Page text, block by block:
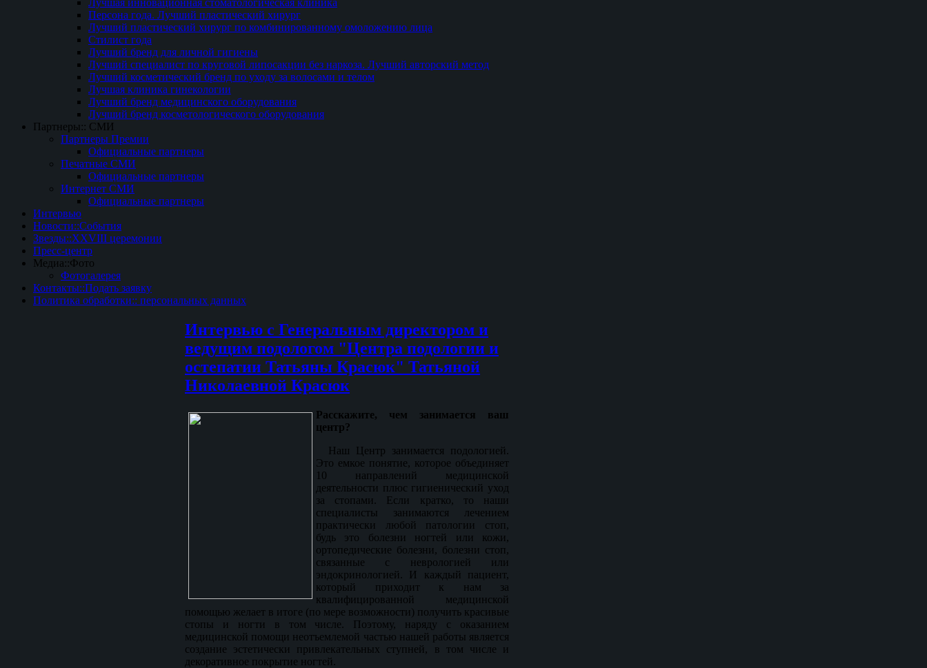
Персона года. Лучший пластический хирург
Лучший пластический хирург по комбинированному омоложению лица
Стилист года
Лучший бренд для личной гигиены
Лучший специалист по круговой липосакции без наркоза. Лучший авторский метод
Лучший косметический бренд по уходу за волосами и телом
Лучшая клиника гинекологии
Лучший бренд медицинского оборудования
Лучший бренд косметологического оборудования
Партнеры:: СМИ
Партнеры Премии
Официальные партнеры
Печатные СМИ
Официальные партнеры
Интернет СМИ
Официальные партнеры
Интервью
Новости::События
Звезды::XXVIII церемонии
Пресс-центр
Медиа::Фото
Фотогалерея
Контакты::Подать заявку
Политика обработки:: персональных данных
Интервью с Генеральным директором и
ведущим подологом "Центра подологии и
остепатии Татьяны Красюк" Татьяной
Николаевной Красюк
Расскажите, чем занимается ваш
центр?
Наш Центр занимается подологией.
Это емкое понятие, которое объединяет
10 направлений медицинской
деятельности плюс гигиенический уход
за стопами. Если кратко, то наши
специалисты занимаются лечением
практически любой патологии стоп,
будь это болезни ногтей или кожи,
ортопедические болезни, болезни стоп,
связанные с неврологией или
эндокринологией. И каждый пациент,
который приходит к нам за
квалифицированной медицинской
помощью желает в итоге (по мере возможности) получить красивые
стопы и ногти в том числе. Поэтому, наряду с оказанием
медицинской помощи неотъемлемой частью нашей работы является
создание эстетически привлекательных ступней, в том числе и
декоративное покрытие ногтей.